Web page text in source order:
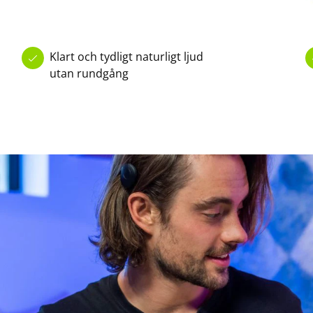
Klart och tydligt naturligt ljud
utan rundgång